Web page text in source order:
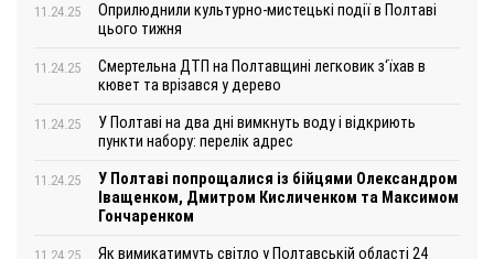
11.24.25
Оприлюднили культурно-мистецькі події в Полтаві
цього тижня
11.24.25
Смертельна ДТП на Полтавщині легковик з‘їхав в
кювет та врізався у дерево
11.24.25
У Полтаві на два дні вимкнуть воду і відкриють
пункти набору: перелік адрес
11.24.25
У Полтаві попрощалися із бійцями Олександром
Іващенком, Дмитром Кисличенком та Максимом
Гончаренком
11.24.25
Як вимикатимуть світло у Полтавській області 24